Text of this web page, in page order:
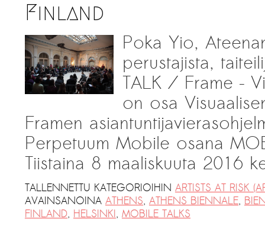
Finland
Poka Yio,
perustajista,
TALK / Frame –
on osa
Framen
Perpetuum Mobile osana
Tiistaina 8 maaliskuuta 2016
TALLENNETTU KATEGORIOIHIN ARTISTS AT RISK
AVAINSANOINA ATHENS, ATHENS BIENNALE,
FINLAND, HELSINKI, MOBILE TALKS